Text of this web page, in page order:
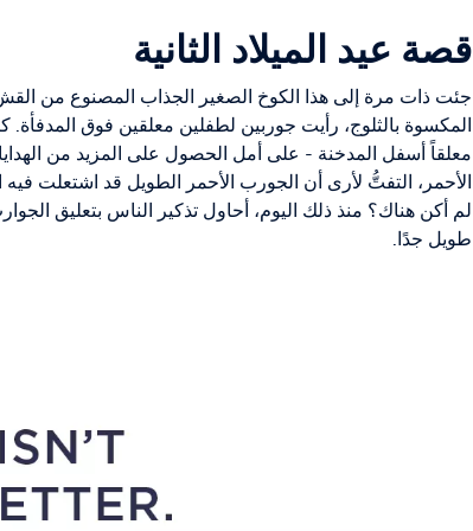
قصة عيد الميلاد الثانية
جئت ذات مرة إلى هذا الكوخ الصغير الجذاب المصنوع من
المكسوة بالثلوج، رأيت جوربين لطفلين معلقين فوق المدفأة.
معلقاً أسفل المدخنة - على أمل الحصول على المزيد من
الأحمر، التفتُّ لأرى أن الجورب الأحمر الطويل قد اشتعلت
لم أكن هناك؟ منذ ذلك اليوم، أحاول تذكير الناس بتعليق
طويل جدًا.